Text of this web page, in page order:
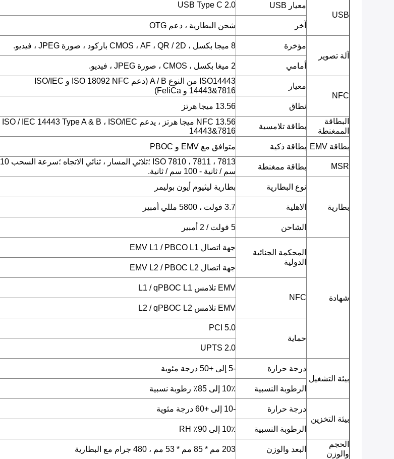
USB
معيار USB USB Type C 2.0
آخر شحن البطارية ، دعم OTG
آلة تصوير
مؤخرة 8 ميجا بكسل ، CMOS ، AF ، QR / 2D باركود ، صورة JPEG ، فيديو.
أمامي 2 ميغا بكسل ، CMOS ، صورة JPEG ، فيديو.
NFC
معيار
ISO14443 من النوع A / B (دعم ISO 18092 NFC و ISO/IEC
14443&7816 و FeliCa)
نطاق
13.56 ميجا هرتز
البطاقة
الممغنطة
بطاقة تلامسية
NFC 13.56 ميجا هرتز ، يدعم ISO / IEC 14443 Type A & B ، ISO/IEC
14443&7816
بطاقة EMV
بطاقة ذكية متوافق مع EMV و PBOC
MSR بطاقة ممغنطة
ISO 7810 ، 7811 ، 7813 ؛ثلاثي المسار ، ثنائي الاتجاه ؛سرعة السحب 10
سم / ثانية - 100 سم / ثانية.
بطارية
نوع البطارية بطارية ليثيوم أيون بوليمر
الاهلية 3.7 فولت ، 5800 مللي أمبير
الشاحن 5 فولت / 2 أمبير
شهادة
المحكمة الجنائية
الدولية
جهة اتصال EMV L1 / PBCO L1
جهة اتصال EMV L2 / PBOC L2
NFC
EMV تلامس L1 / qPBOC L1
EMV تلامس L2 / qPBOC L2
حماية
PCI 5.0
UPTS 2.0
بيئة التشغيل
درجة حرارة -5 إلى +50 درجة مئوية
الرطوبة النسبية 10٪ إلى 85٪ رطوبة نسبية
بيئة التخزين
درجة حرارة -10 إلى +60 درجة مئوية
الرطوبة النسبية
10٪ إلى 90٪ RH
الحجم
والوزن
البعد والوزن 203 مم * 85 مم * 53 مم ، 480 جرام مع البطارية